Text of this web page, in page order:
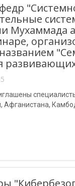
Мухаммада
Афганистана,